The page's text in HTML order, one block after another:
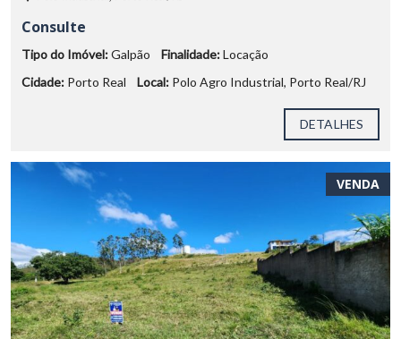
Consulte
Tipo do Imóvel:Galpão Finalidade:Locação
Cidade: Porto Real Local: Polo Agro Industrial, Porto Real/RJ
DETALHES
VENDA